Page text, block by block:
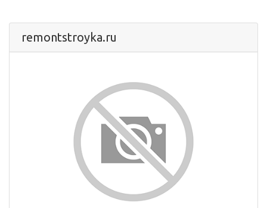
remontstroyka.ru